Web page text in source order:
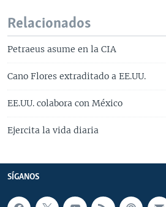
Relacionados
Petraeus asume en la CIA
Cano Flores extraditado a EE.UU.
EE.UU. colabora con México
Ejercita la vida diaria
SÍGANOS